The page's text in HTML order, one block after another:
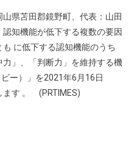
県苫田郡鏡野町、代表：山田
知機能が低下する複数の要因
に低下する認知機能のうち
力」、「判断力」を維持する機
ー）」を2021年6月16日
ます 。 (PRTIMES)